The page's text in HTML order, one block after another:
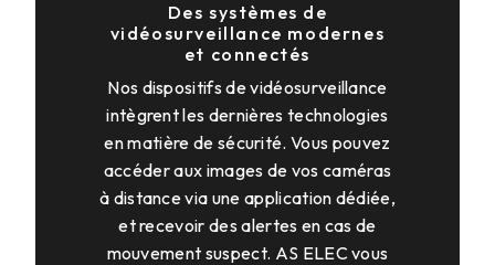
Des systèmes de
vidéosurveillance modernes
et connectés
Nos dispositifs de vidéosurveillance
intègrent les dernières technologies
en matière de sécurité. Vous pouvez
accéder aux images de vos caméras
à distance via une application dédiée,
et recevoir des alertes en cas de
mouvement suspect. AS ELEC vous